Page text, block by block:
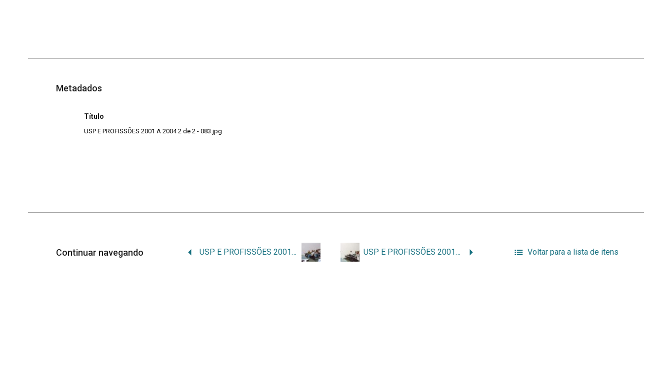
Metadados
Título
USP E PROFISSÕES 2001 A 2004 2 de 2 - 083.jpg
Continuar navegando USP E PROFISSÕES 2001 A 2004 2 de 2 – 082.jpg USP E PROFISSÕES 2001 A 2004 2 de 2 – 084.jpg Voltar para a lista de itens